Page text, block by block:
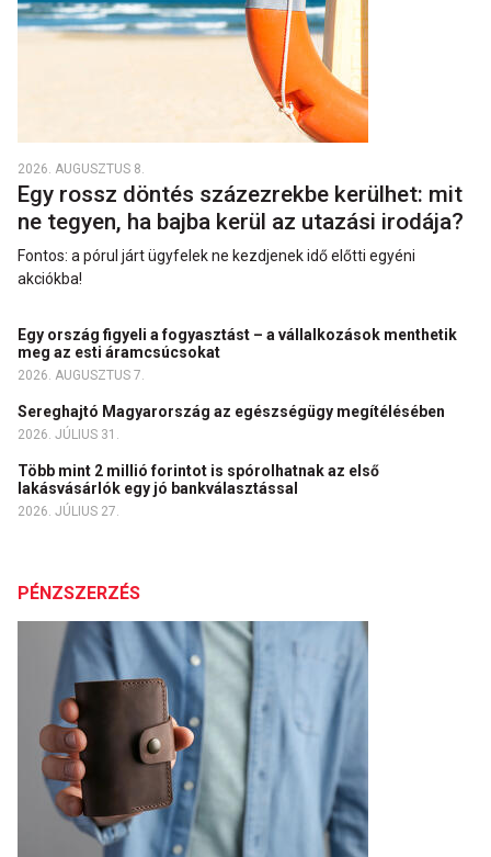
2026. AUGUSZTUS 8.
Egy rossz döntés százezrekbe kerülhet: mit
ne tegyen, ha bajba kerül az utazási irodája?
Fontos: a pórul járt ügyfelek ne kezdjenek idő előtti egyéni
akciókba!
Egy ország figyeli a fogyasztást – a vállalkozások menthetik
meg az esti áramcsúcsokat
2026. AUGUSZTUS 7.
Sereghajtó Magyarország az egészségügy megítélésében
2026. JÚLIUS 31.
Több mint 2 millió forintot is spórolhatnak az első
lakásvásárlók egy jó bankválasztással
2026. JÚLIUS 27.
PÉNZSZERZÉS